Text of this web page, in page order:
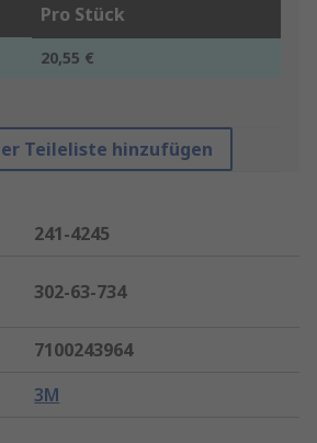
Pro Stück
20,55 €
Teileliste hinzufügen
241-4245
302-63-734
7100243964
3M